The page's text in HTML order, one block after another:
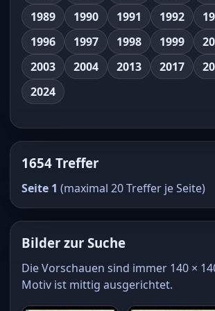
1989
1990 1991 1992
1996
1997 1998 1999
2003
2004 2013 2017
2024
1654 Treffer
Seite 1 (maximal 20 Treffer je Seite)
Bilder zur Suche
Die Vorschauen sind immer 140 ×
Motiv ist mittig ausgerichtet.